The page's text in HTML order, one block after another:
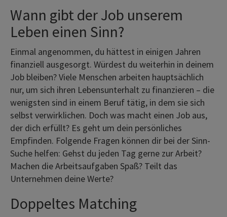
Wann gibt der Job unserem
Leben einen Sinn?
Einmal angenommen, du hättest in einigen Jahren
finanziell ausgesorgt. Würdest du weiterhin in deinem
Job bleiben? Viele Menschen arbeiten hauptsächlich
nur, um sich ihren Lebensunterhalt zu finanzieren – die
wenigsten sind in einem Beruf tätig, in dem sie sich
selbst verwirklichen. Doch was macht einen Job aus,
der dich erfüllt? Es geht um dein persönliches
Empfinden. Folgende Fragen können dir bei der Sinn-
Suche helfen: Gehst du jeden Tag gerne zur Arbeit?
Machen die Arbeitsaufgaben Spaß? Teilt das
Unternehmen deine Werte?
Doppeltes Matching